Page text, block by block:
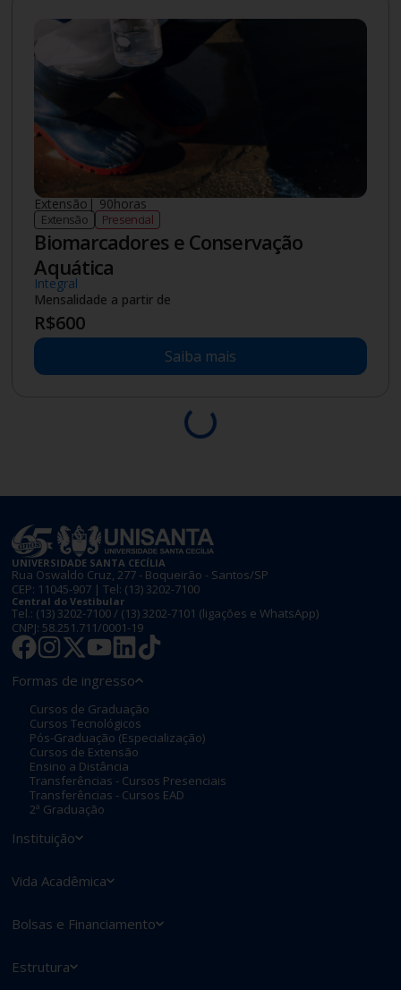
Extensão| 90horas
Extensão Presencial
Biomarcadores e Conservação
Aquática
Integral
Mensalidade a partir de
R$600
Saiba mais
UNIVERSIDADE SANTA CECÍLIA
Rua Oswaldo Cruz, 277 - Boqueirão - Santos/SP
CEP: 11045-907 | Tel: (13) 3202-7100
Central do Vestibular
Tel.: (13) 3202-7100/ (13) 3202-7101 (ligações e WhatsApp)
CNPJ: 58.251.711/0001-19
Formas de ingresso
Cursos de Graduação
Cursos Tecnológicos
Pós-Graduação (Especialização)
Cursos de Extensão
Ensino a Distância
Transferências - Cursos Presenciais
Transferências - Cursos EAD
2ª Graduação
Instituição
Vida Acadêmica
Bolsas e Financiamento
Estrutura